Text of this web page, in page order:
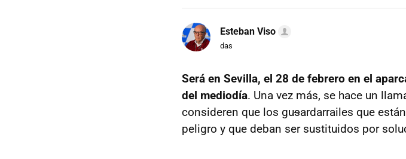
Esteban Viso
das
Será en Sevilla, el 28 de febrero en el
del mediodía. Una vez más, se hace un
consideren que los gusardarrailes que
peligro y que deban ser sustituidos por